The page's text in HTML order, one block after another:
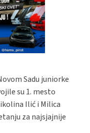
Sadu juniorke
su 1. mesto
Ilić i Milica
za najsjajnije